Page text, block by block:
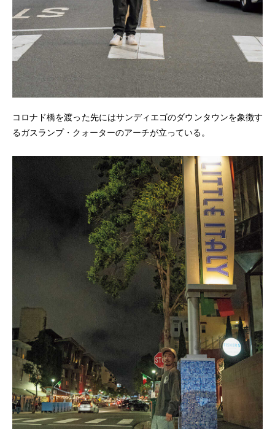
コロナド橋を渡った先にはサンディエゴのダウンタウンを象徴す
るガスランプ・クォーターのアーチが立っている。